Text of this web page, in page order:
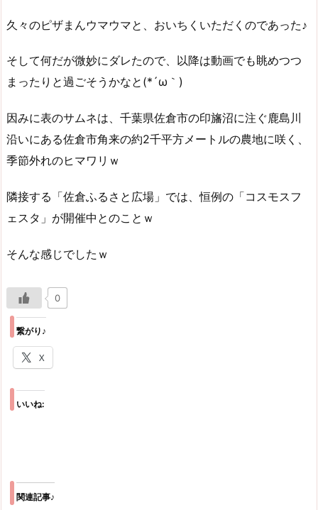
久々のピザまんウマウマと、おいちくいただくのであった♪
そして何だが微妙にダレたので、以降は動画でも眺めつつ
まったりと過ごそうかなと(*´ω｀)
因みに表のサムネは、千葉県佐倉市の印旛沼に注ぐ鹿島川
沿いにある佐倉市角来の約2千平方メートルの農地に咲く、
季節外れのヒマワリｗ
隣接する「佐倉ふるさと広場」では、恒例の「コスモスフ
ェスタ」が開催中とのことｗ
そんな感じでしたｗ
0
繋がり♪
X
いいね:
関連記事♪